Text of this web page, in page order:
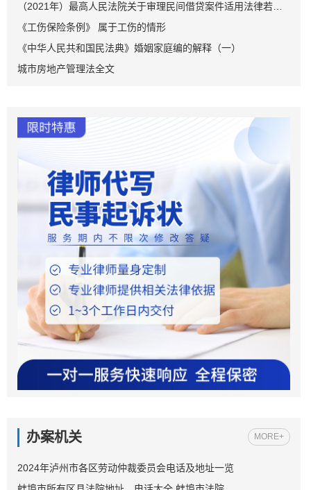
（2021年）最高人民法院关于审理民间借贷案件适用法律若干问题的规定
《工伤保险条例》 属于工伤的情形
《中华人民共和国民法典》婚姻家庭编的解释（一）
城市房地产管理法全文
办案机关 MORE+
2024年泸州市各区劳动仲裁委员会电话及地址一览